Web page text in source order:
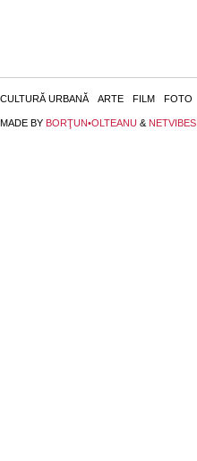
CULTURĂ URBANĂ ARTE FILM FOTO
MADE BY BORŢUN•OLTEANU & NETVIBES